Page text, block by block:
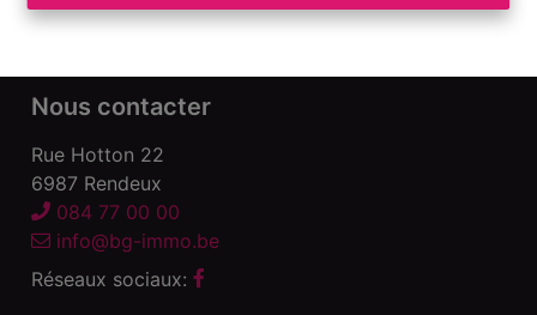
Déclaration de confidentialité-Conditions
Nous contacter
Rue Hotton 22
6987 Rendeux
084 77 00 00
info@bg-immo.be
Réseaux sociaux: